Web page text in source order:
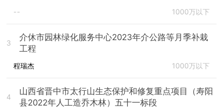
-- 1000万以下
3
介休市园林绿化服务中心2023年介公路等月季补栽
工程
程瑞杰 1000万以下
4
山西省晋中市太行山生态保护和修复重点项目（寿阳
县2022年人工造乔木林）五十一标段